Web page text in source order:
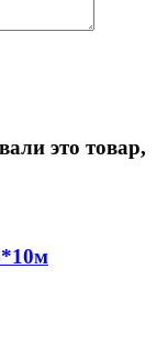
это товар,